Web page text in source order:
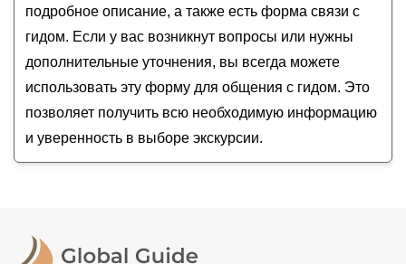
чайные традиции Тулы
подробное описание, а также есть форма связи с
гидом. Если у вас возникнут вопросы или нужны
дополнительные уточнения, вы всегда можете
использовать эту форму для общения с гидом. Это
позволяет получить всю необходимую информацию
и уверенность в выборе экскурсии.